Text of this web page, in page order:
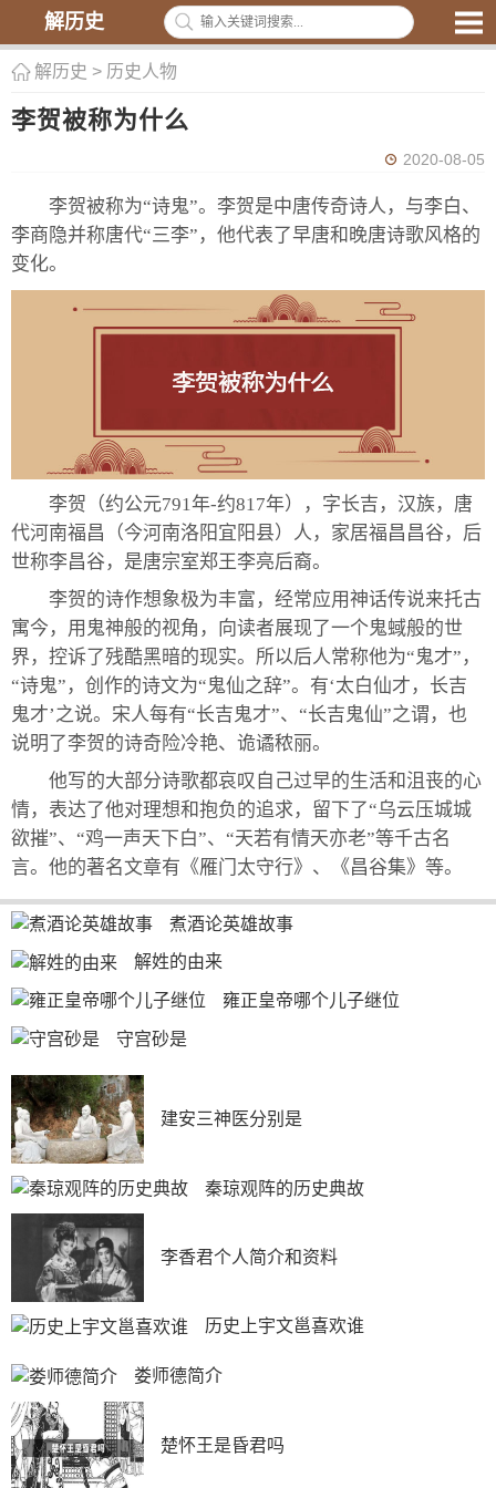
解历史
解历史 > 历史人物
李贺被称为什么
2020-08-05
李贺被称为“诗鬼”。李贺是中唐传奇诗人，与李白、
李商隐并称唐代“三李”，他代表了早唐和晚唐诗歌风格的
变化。
李贺（约公元791年-约817年），字长吉，汉族，唐
代河南福昌（今河南洛阳宜阳县）人，家居福昌昌谷，后
世称李昌谷，是唐宗室郑王李亮后裔。
李贺的诗作想象极为丰富，经常应用神话传说来托古
寓今，用鬼神般的视角，向读者展现了一个鬼蜮般的世
界，控诉了残酷黑暗的现实。所以后人常称他为“鬼才”，
“诗鬼”，创作的诗文为“鬼仙之辞”。有‘太白仙才，长吉
鬼才’之说。宋人每有“长吉鬼才”、“长吉鬼仙”之谓，也
说明了李贺的诗奇险冷艳、诡谲秾丽。
他写的大部分诗歌都哀叹自己过早的生活和沮丧的心
情，表达了他对理想和抱负的追求，留下了“乌云压城城
欲摧”、“鸡一声天下白”、“天若有情天亦老”等千古名
言。他的著名文章有《雁门太守行》、《昌谷集》等。
煮酒论英雄故事
解姓的由来
雍正皇帝哪个儿子继位
守宫砂是
建安三神医分别是
秦琼观阵的历史典故
李香君个人简介和资料
历史上宇文邕喜欢谁
娄师德简介
楚怀王是昏君吗